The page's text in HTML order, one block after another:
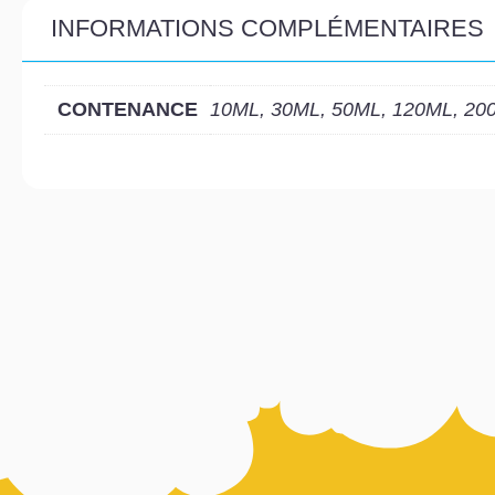
INFORMATIONS COMPLÉMENTAIRES
CONTENANCE 10ML, 30ML, 50ML, 120ML,